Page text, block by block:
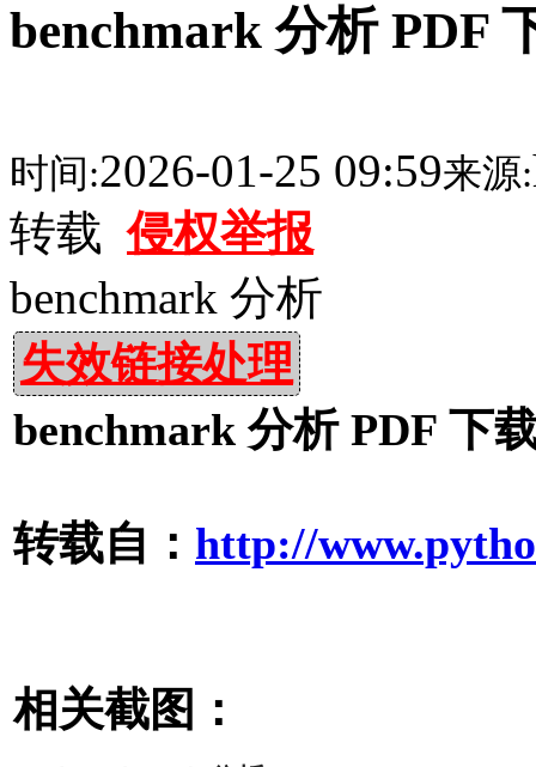
benchmark 分析 PDF
时间:2026-01-25 09:59来源:
转载侵权举报
benchmark 分析
失效链接处理
benchmark 分析 PDF 下
转载自： http://
相关截图：